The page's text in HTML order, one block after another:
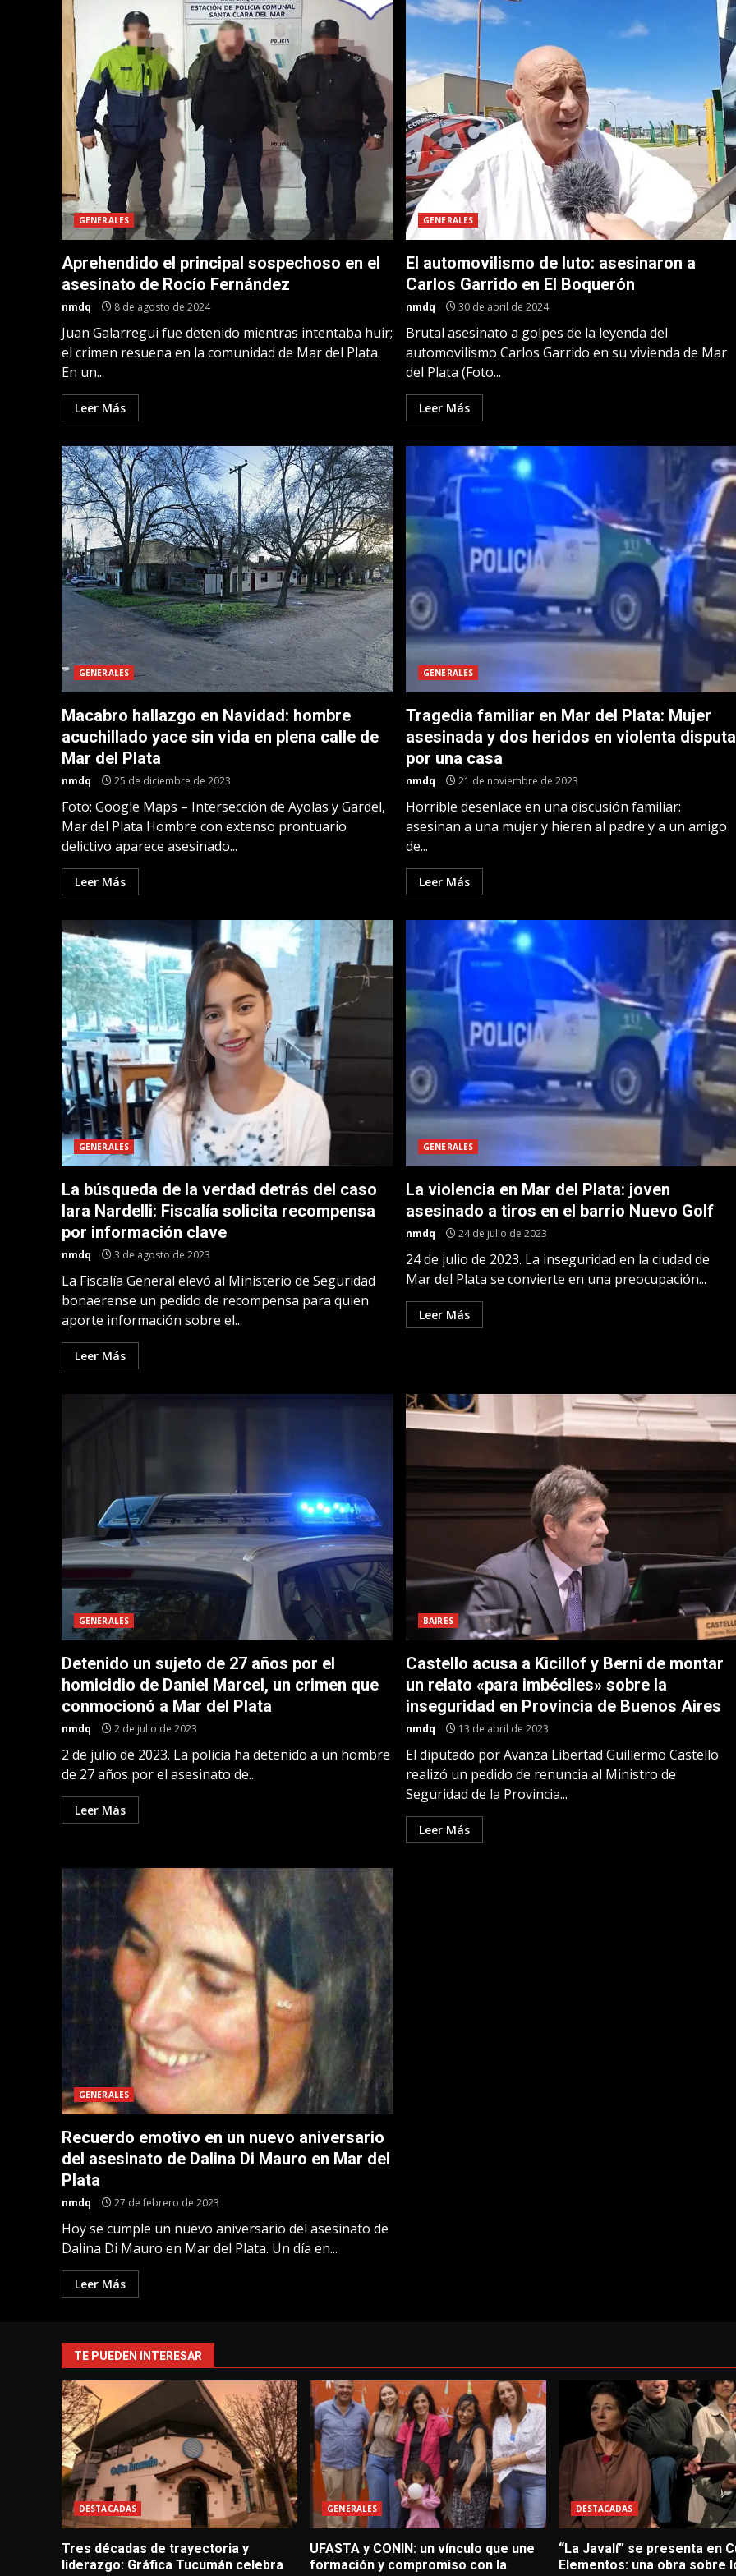
GENERALES
Aprehendido el principal sospechoso en el
asesinato de Rocío Fernández
nmdq 8 de agosto de 2024
Juan Galarregui fue detenido mientras intentaba huir;
el crimen resuena en la comunidad de Mar del Plata.
En un...
Leer Más
GENERALES
El automovilismo de luto: asesinaron a
Carlos Garrido en El Boquerón
nmdq 30 de abril de 2024
Brutal asesinato a golpes de la leyenda del
automovilismo Carlos Garrido en su vivienda de Mar
del Plata (Foto...
Leer Más
GENERALES
Macabro hallazgo en Navidad: hombre
acuchillado yace sin vida en plena calle de
Mar del Plata
nmdq 25 de diciembre de 2023
Foto: Google Maps – Intersección de Ayolas y Gardel,
Mar del Plata Hombre con extenso prontuario
delictivo aparece asesinado...
Leer Más
GENERALES
Tragedia familiar en Mar del Plata: Mujer
asesinada y dos heridos en violenta disputa
por una casa
nmdq 21 de noviembre de 2023
Horrible desenlace en una discusión familiar:
asesinan a una mujer y hieren al padre y a un amigo
de...
Leer Más
GENERALES
La búsqueda de la verdad detrás del caso
Iara Nardelli: Fiscalía solicita recompensa
por información clave
nmdq 3 de agosto de 2023
La Fiscalía General elevó al Ministerio de Seguridad
bonaerense un pedido de recompensa para quien
aporte información sobre el...
Leer Más
GENERALES
La violencia en Mar del Plata: joven
asesinado a tiros en el barrio Nuevo Golf
nmdq 24 de julio de 2023
24 de julio de 2023. La inseguridad en la ciudad de
Mar del Plata se convierte en una preocupación...
Leer Más
GENERALES
Detenido un sujeto de 27 años por el
homicidio de Daniel Marcel, un crimen que
conmocionó a Mar del Plata
nmdq 2 de julio de 2023
2 de julio de 2023. La policía ha detenido a un hombre
de 27 años por el asesinato de...
Leer Más
BAIRES
Castello acusa a Kicillof y Berni de montar
un relato «para imbéciles» sobre la
inseguridad en Provincia de Buenos Aires
nmdq 13 de abril de 2023
El diputado por Avanza Libertad Guillermo Castello
realizó un pedido de renuncia al Ministro de
Seguridad de la Provincia...
Leer Más
GENERALES
Recuerdo emotivo en un nuevo aniversario
del asesinato de Dalina Di Mauro en Mar del
Plata
nmdq 27 de febrero de 2023
Hoy se cumple un nuevo aniversario del asesinato de
Dalina Di Mauro en Mar del Plata. Un día en...
Leer Más
TE PUEDEN INTERESAR
DESTACADAS
Tres décadas de trayectoria y
liderazgo: Gráfica Tucumán celebra
GENERALES
UFASTA y CONIN: un vínculo que une
formación y compromiso con la
DESTACADAS
“La Javalí” se presenta en
Elementos: una obra sobre